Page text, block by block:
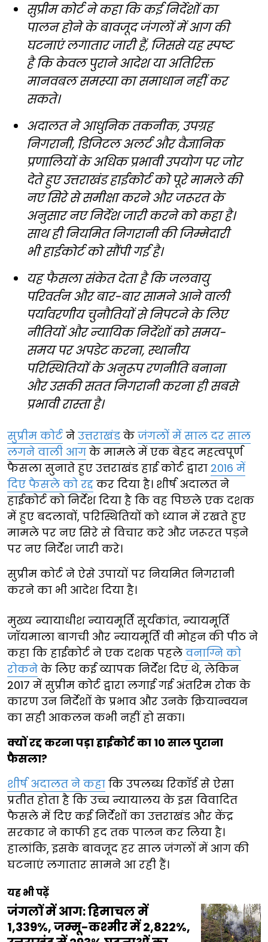
सुप्रीम कोर्ट ने कहा कि कई निर्देशों का
पालन होने के बावजूद जंगलों में आग की
घटनाएं लगातार जारी हैं, जिससे यह स्पष्ट
है कि केवल पुराने आदेश या अतिरिक्त
मानवबल समस्या का समाधान नहीं कर
सकते।
अदालत ने आधुनिक तकनीक, उपग्रह
निगरानी, डिजिटल अलर्ट और वैज्ञानिक
प्रणालियों के अधिक प्रभावी उपयोग पर जोर
देते हुए उत्तराखंड हाईकोर्ट को पूरे मामले की
नए सिरे से समीक्षा करने और जरूरत के
अनुसार नए निर्देश जारी करने को कहा है।
साथ ही नियमित निगरानी की जिम्मेदारी
भी हाईकोर्ट को सौंपी गई है।
यह फैसला संकेत देता है कि जलवायु
परिवर्तन और बार-बार सामने आने वाली
पर्यावरणीय चुनौतियों से निपटने के लिए
नीतियों और न्यायिक निर्देशों को समय-
समय पर अपडेट करना, स्थानीय
परिस्थितियों के अनुरूप रणनीति बनाना
और उसकी सतत निगरानी करना ही सबसे
प्रभावी रास्ता है।
सुप्रीम कोर्ट ने उत्तराखंड के जंगलों में साल दर साल
लगने वाली आग के मामले में एक बेहद महत्वपूर्ण
फैसला सुनाते हुए उत्तराखंड हाई कोर्ट द्वारा 2016 में
दिए फैसले को रद्द कर दिया है। शीर्ष अदालत ने
हाईकोर्ट को निर्देश दिया है कि वह पिछले एक दशक
में हुए बदलावों, परिस्थितियों को ध्यान में रखते हुए
मामले पर नए सिरे से विचार करे और जरूरत पड़ने
पर नए निर्देश जारी करे।
सुप्रीम कोर्ट ने ऐसे उपायों पर नियमित निगरानी
करने का भी आदेश दिया है।
मुख्य न्यायाधीश न्यायमूर्ति सूर्यकांत, न्यायमूर्ति
जॉयमाला बागची और न्यायमूर्ति वी मोहन की पीठ ने
कहा कि हाईकोर्ट ने एक दशक पहले वनाग्नि को
रोकने के लिए कई व्यापक निर्देश दिए थे, लेकिन
2017 में सुप्रीम कोर्ट द्वारा लगाई गई अंतरिम रोक के
कारण उन निर्देशों के प्रभाव और उनके क्रियान्वयन
का सही आकलन कभी नहीं हो सका।
क्यों रद्द करना पड़ा हाईकोर्ट का 10 साल पुराना
फैसला?
शीर्ष अदालत ने कहा कि उपलब्ध रिकॉर्ड से ऐसा
प्रतीत होता है कि उच्च न्यायालय के इस विवादित
फैसले में दिए कई निर्देशों का उत्तराखंड और केंद्र
सरकार ने काफी हद तक पालन कर लिया है।
हालांकि, इसके बावजूद हर साल जंगलों में आग की
घटनाएं लगातार सामने आ रही हैं।
यह भी पढ़ें
जंगलों में आग: हिमाचल में
1,339%, जम्मू-कश्मीर में 2,822%,